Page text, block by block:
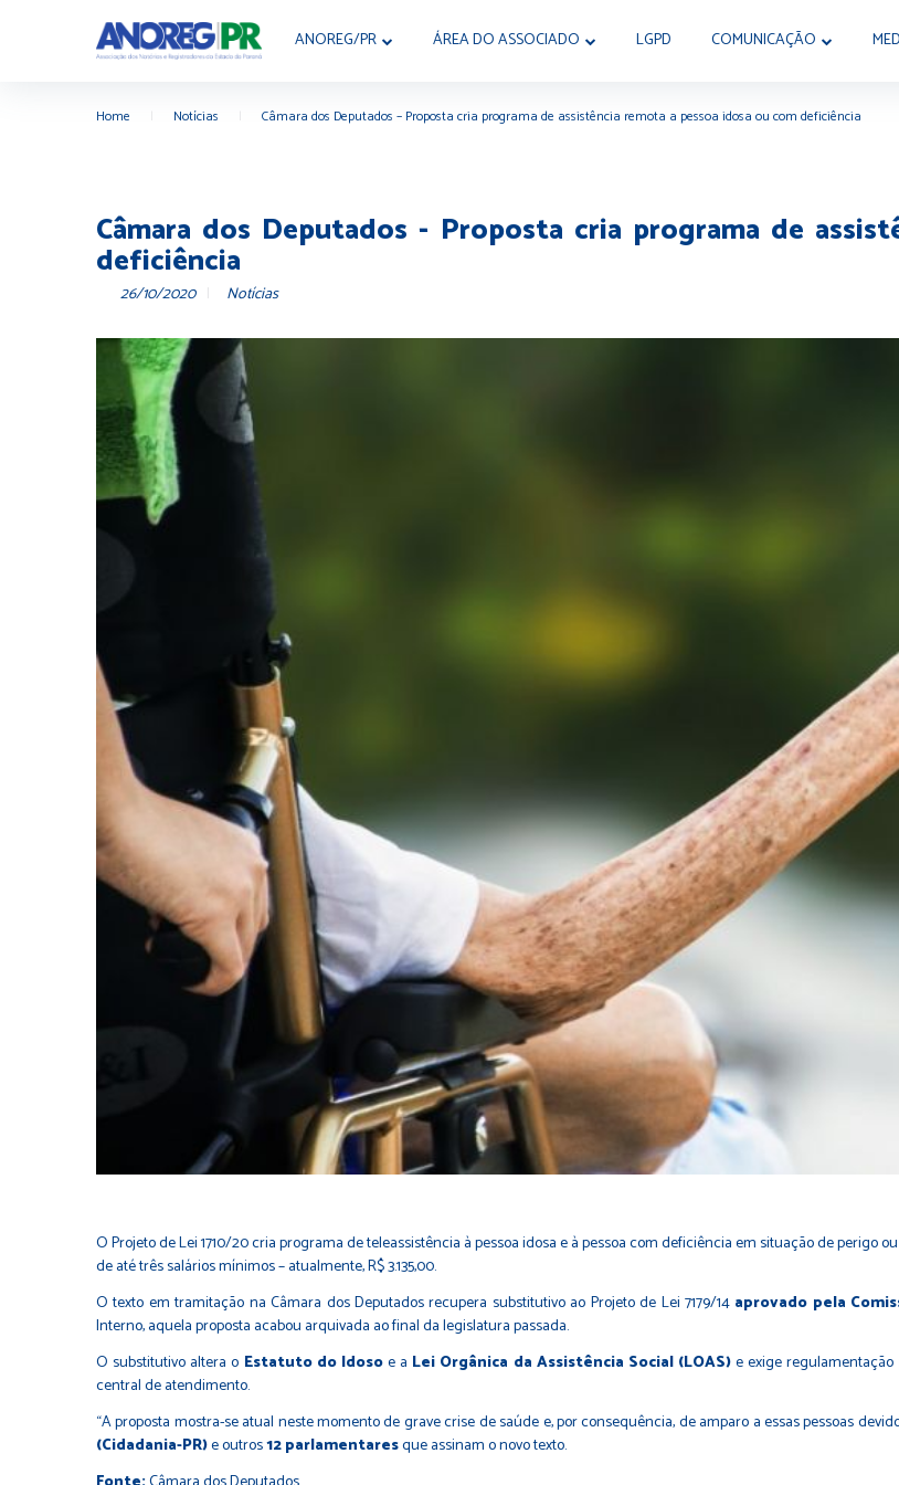
ANOREG/PR ÁREA DO ASSOCIADO LGPD COMUNICAÇÃO
Home Notícias Câmara dos Deputados – Proposta cria programa de assistência remota a pessoa idosa ou com deficiência
Câmara dos Deputados - Proposta cria programa de
deficiência
26/10/2020 Notícias
O Projeto de Lei 1710/20 cria programa de teleassistência à pessoa idosa e à pessoa com deficiência em situação de
de até três salários mínimos – atualmente, R$ 3.135,00.
O texto em tramitação na Câmara dos Deputados recupera substitutivo ao Projeto de Lei 7179/14 aprovado pela
Interno, aquela proposta acabou arquivada ao final da legislatura passada.
O substitutivo altera o Estatuto do Idosoe a Lei Orgânica da Assistência Social (LOAS)e exige
central de atendimento.
“A proposta mostra-se atual neste momento de grave crise de saúde e, por consequência, de amparo a essas pessoas
(Cidadania-PR)e outros12 parlamentaresque assinam o novo texto.